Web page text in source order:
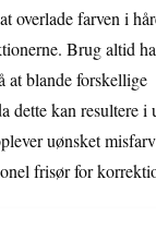
overlade farven i
Brug altid
at blande forskellige
dette kan resultere i
uønsket
frisør for